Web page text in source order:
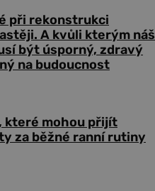
při rekonstrukci
A kvůli kterým náš
být úsporný, zdravý
na budoucnost
které mohou přijít
za běžné ranní rutiny